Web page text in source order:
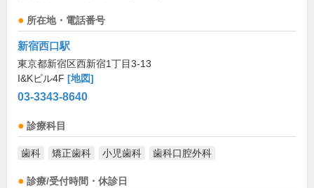
所在地・電話番号
新宿西口駅
東京都新宿区西新宿1丁目3-13
I&Kビル4F [地図]
03-3343-8640
診療科目
歯科 矯正歯科 小児歯科 歯科口腔外科
診療/受付時間・休診日